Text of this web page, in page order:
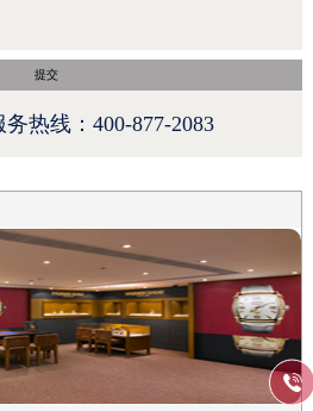
提交
热线： 400-877-2083
